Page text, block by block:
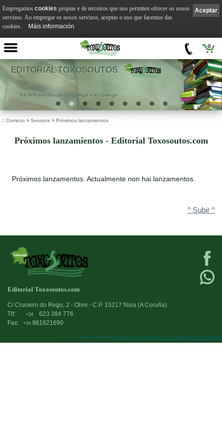
0
Galego
VILA
:: Comezo > Servizos > Próximos lanzamientos
Próximos lanzamientos - Editorial Toxosoutos.com
Próximos lanzamentos. Actualmente non hai lanzamentos.
^ Subir ^
Editorial Toxosoutos.com
C/ Cruceiro do Rego, 2 - Obre - C.P. 15217 Noia (A Coruña)
Tlf:
+34
623 384 776
Fax:
+34 981821690
Deseño web:-> kantaronet - Deseño de páxinas web en Galicia
Aceptar
Empregamos cookies propias e de terceiros que nos permiten ofrecer os nosos
servizos. Ao empregar os nosos servizos, aceptas o uso que facemos das
cookies.
Máis información